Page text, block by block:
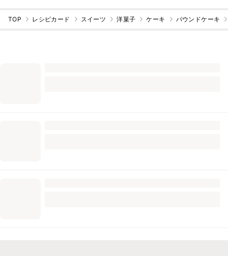
TOP レシピカード スイーツ 洋菓子 ケーキ パウンドケーキ